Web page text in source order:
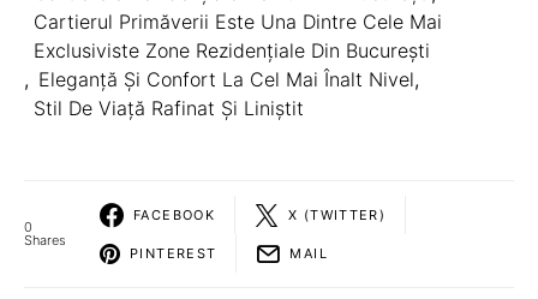
Cartierul Primăverii Este Una Dintre Cele Mai
Exclusiviste Zone Rezidențiale Din București
, Eleganță Și Confort La Cel Mai Înalt Nivel,
Stil De Viață Rafinat Și Liniștit
0
Shares
FACEBOOK X (TWITTER)
PINTEREST MAIL